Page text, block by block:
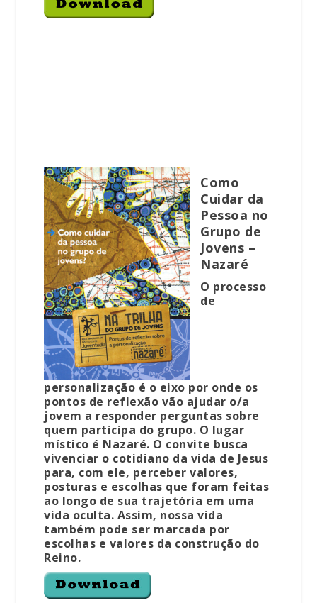
Como
Cuidar da
Pessoa no
Grupo de
Jovens –
Nazaré
O processo
de
personalização é o eixo por onde os
pontos de reflexão vão ajudar o/a
jovem a responder perguntas sobre
quem participa do grupo. O lugar
místico é Nazaré. O convite busca
vivenciar o cotidiano da vida de Jesus
para, com ele, perceber valores,
posturas e escolhas que foram feitas
ao longo de sua trajetória em uma
vida oculta. Assim, nossa vida
também pode ser marcada por
escolhas e valores da construção do
Reino.